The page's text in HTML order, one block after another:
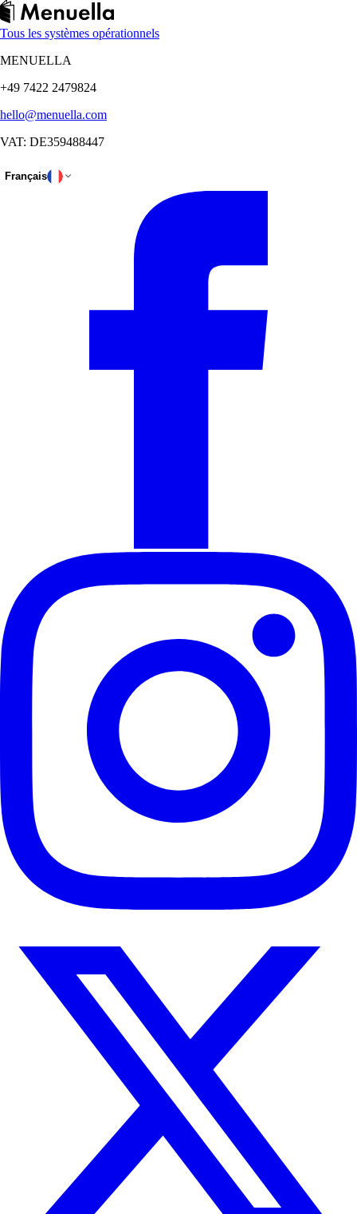
Tous les systèmes opérationnels
MENUELLA
+49 7422 2479824
hello@menuella.com
VAT: DE359488447
Français